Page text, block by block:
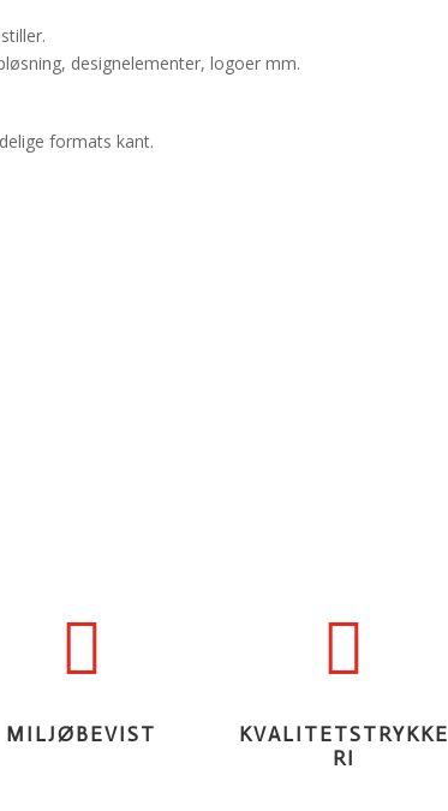
designelementer, logoer mm.
formats kant.

MILJØBEVIST

KVALITETSTRYKKE
RI